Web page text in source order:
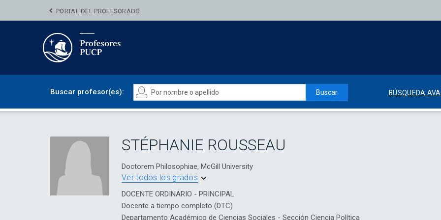
PORTAL DEL PROFESORADO
Buscar profesor(es): Buscar BÚSQUEDA
STÉPHANIE ROUSSEAU
Doctorem Philosophiae, McGill University
Ver todos los grados
DOCENTE ORDINARIO - PRINCIPAL
Docente a tiempo completo (DTC)
Departamento Académico de Ciencias Sociales - Sección Ciencia Política